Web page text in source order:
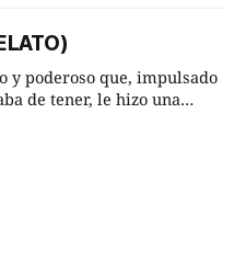
noche,
él hacía su mísera
y poderoso que, impulsado
de tener, le hizo una
según tú? Su